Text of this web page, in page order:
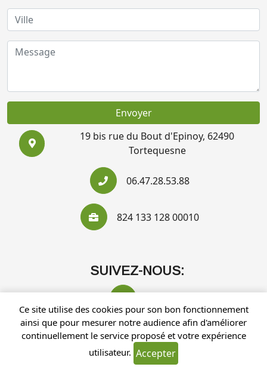
Envoyer
19 bis rue du Bout d'Epinoy, 62490
Tortequesne
06.47.28.53.88
824 133 128 00010
SUIVEZ-NOUS:
Recherches fréquentes
Ce site utilise des cookies pour son bon fonctionnement
ainsi que pour mesurer notre audience afin d'améliorer
continuellement le service proposé et votre expérience
utilisateur. Accepter